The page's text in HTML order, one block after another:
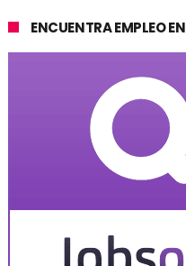
ENCUENTRA EMPLEO EN